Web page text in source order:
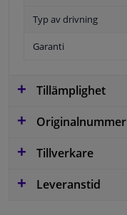
Typ av drivning
Garanti
Tillämplighet
Originalnummer
Tillverkare
Leveranstid